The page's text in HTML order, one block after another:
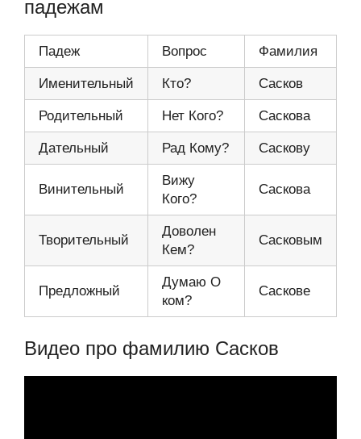
падежам
Падеж Вопрос Фамилия
Именительный Кто? Сасков
Родительный Нет Кого? Саскова
Дательный Рад Кому? Саскову
Винительный
Вижу
Кого?
Саскова
Творительный
Доволен
Кем?
Сасковым
Предложный
Думаю О
ком?
Саскове
Видео про фамилию Сасков